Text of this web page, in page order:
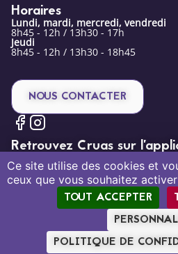
Ce site utilise des cookies et
ceux que vous souhaitez activer
TOUT ACCEPTER
POLITIQUE DE
Horaires
Lundi, mardi, mercredi, vendredi
8h45 - 12h / 13h30 - 17h
Jeudi
8h45 - 12h / 13h30 - 18h45
NOUS CONTACTER
Retrouvez Cruas sur
Politique de
Création par Tout